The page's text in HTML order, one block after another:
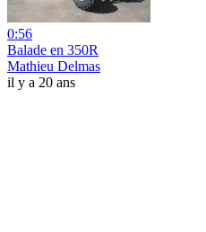
0:56
Balade en 350R
Mathieu Delmas
il y a 20 ans